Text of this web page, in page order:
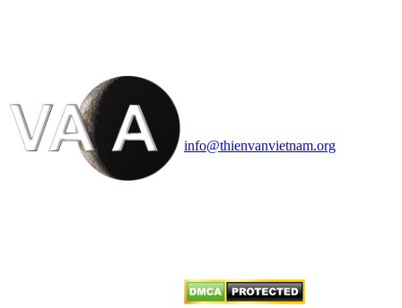
info@thienvanvietnam.org